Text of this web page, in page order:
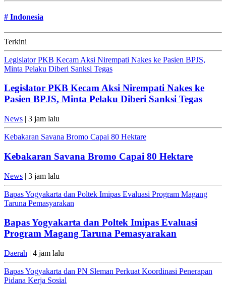
# Indonesia
Terkini
Legislator PKB Kecam Aksi Nirempati Nakes ke Pasien BPJS,
Minta Pelaku Diberi Sanksi Tegas
Legislator PKB Kecam Aksi Nirempati Nakes ke
Pasien BPJS, Minta Pelaku Diberi Sanksi Tegas
News | 3 jam lalu
Kebakaran Savana Bromo Capai 80 Hektare
Kebakaran Savana Bromo Capai 80 Hektare
News | 3 jam lalu
Bapas Yogyakarta dan Poltek Imipas Evaluasi Program Magang
Taruna Pemasyarakan
Bapas Yogyakarta dan Poltek Imipas Evaluasi
Program Magang Taruna Pemasyarakan
Daerah | 4 jam lalu
Bapas Yogyakarta dan PN Sleman Perkuat Koordinasi Penerapan
Pidana Kerja Sosial